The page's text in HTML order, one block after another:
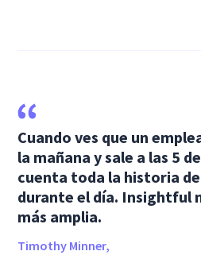
Cuando ves que un
la mañana y sale a las 5
cuenta toda la historia de
durante el día. Insightful
más amplia.
Timothy Minner,